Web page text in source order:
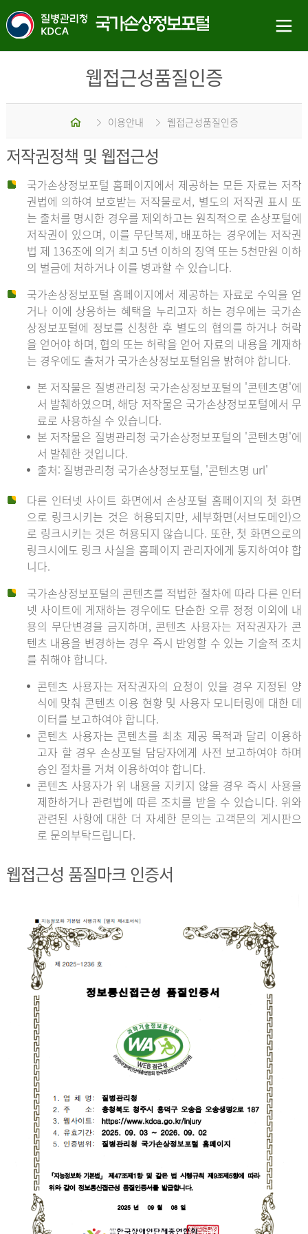
웹접근성품질인증
홈 이용안내 웹접근성품질인증
저작권정책 및 웹접근성
국가손상정보포털 홈페이지에서 제공하는 모든 자료는 저작
권법에 의하여 보호받는 저작물로서, 별도의 저작권 표시 또
는 출처를 명시한 경우를 제외하고는 원칙적으로 손상포털에
저작권이 있으며, 이를 무단복제, 배포하는 경우에는 저작권
법 제 136조에 의거 최고 5년 이하의 징역 또는 5천만원 이하
의 벌금에 처하거나 이를 병과할 수 있습니다.
국가손상정보포털 홈페이지에서 제공하는 자료로 수익을 얻
거나 이에 상응하는 혜택을 누리고자 하는 경우에는 국가손
상정보포털에 정보를 신청한 후 별도의 협의를 하거나 허락
을 얻어야 하며, 협의 또는 허락을 얻어 자료의 내용을 게재하
는 경우에도 출처가 국가손상정보포털임을 밝혀야 합니다.
본 저작물은 질병관리청 국가손상정보포털의 '콘텐츠명'에
서 발췌하였으며, 해당 저작물은 국가손상정보포털에서 무
료로 사용하실 수 있습니다.
본 저작물은 질병관리청 국가손상정보포털의 '콘텐츠명'에
서 발췌한 것입니다.
출처: 질병관리청 국가손상정보포털, '콘텐츠명 url'
다른 인터넷 사이트 화면에서 손상포털 홈페이지의 첫 화면
으로 링크시키는 것은 허용되지만, 세부화면(서브도메인)으
로 링크시키는 것은 허용되지 않습니다. 또한, 첫 화면으로의
링크시에도 링크 사실을 홈페이지 관리자에게 통지하여야 합
니다.
국가손상정보포털의 콘텐츠를 적법한 절차에 따라 다른 인터
넷 사이트에 게재하는 경우에도 단순한 오류 정정 이외에 내
용의 무단변경을 금지하며, 콘텐츠 사용자는 저작권자가 콘
텐츠 내용을 변경하는 경우 즉시 반영할 수 있는 기술적 조치
를 취해야 합니다.
콘텐츠 사용자는 저작권자의 요청이 있을 경우 지정된 양
식에 맞춰 콘텐츠 이용 현황 및 사용자 모니터링에 대한 데
이터를 보고하여야 합니다.
콘텐츠 사용자는 콘텐츠를 최초 제공 목적과 달리 이용하
고자 할 경우 손상포털 담당자에게 사전 보고하여야 하며
승인 절차를 거쳐 이용하여야 합니다.
콘텐츠 사용자가 위 내용을 지키지 않을 경우 즉시 사용을
제한하거나 관련법에 따른 조치를 받을 수 있습니다. 위와
관련된 사항에 대한 더 자세한 문의는 고객문의 게시판으
로 문의부탁드립니다.
웹접근성 품질마크 인증서